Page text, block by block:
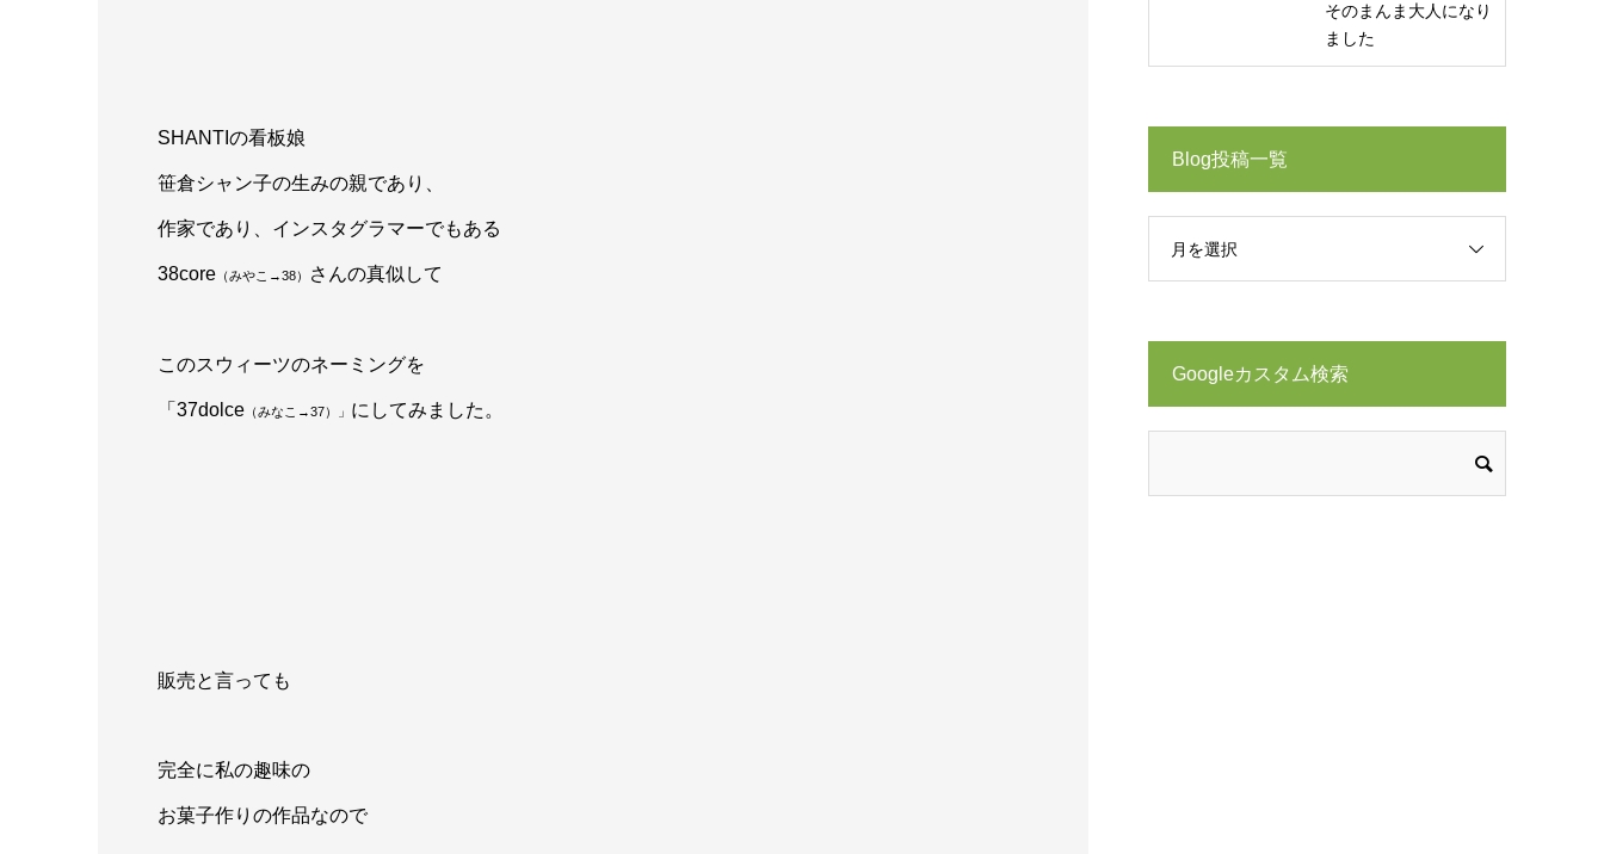
SHANTIの看板娘
笹倉シャン子の生みの親であり、
作家であり、インスタグラマーでもある
38core （みやこ→38） さんの真似して
このスウィーツのネーミングを
「37dolce （みなこ→37）」 にしてみました。
販売と言っても
完全に私の趣味の
お菓子作りの作品なので
そのまんま大人になり
ました
Blog投稿一覧
月を選択
Googleカスタム検索